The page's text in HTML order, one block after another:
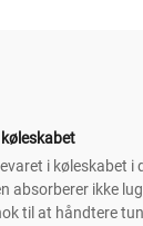
i køleskabet i
absorberer ikke
til at håndtere